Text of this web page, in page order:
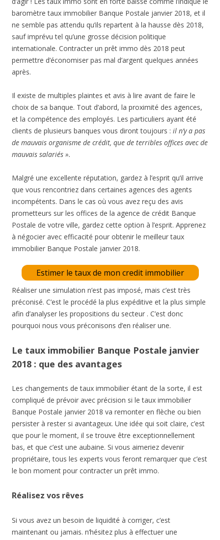
baromètre taux immobilier Banque Postale janvier 2018, et il
ne semble pas attendu qu’ils repartent à la hausse dès 2018,
sauf imprévu tel qu’une grosse décision politique
internationale. Contracter un prêt immo dès 2018 peut
permettre d’économiser pas mal d’argent quelques années
après.
Il existe de multiples plaintes et avis à lire avant de faire le
choix de sa banque. Tout d’abord, la proximité des agences,
et la compétence des employés. Les particuliers ayant été
clients de plusieurs banques vous diront toujours : il n’y a pas
de mauvais organisme de crédit, que de terribles offices avec de
mauvais salariés ».
Malgré une excellente réputation, gardez à l’esprit qu’il arrive
que vous rencontriez dans certaines agences des agents
incompétents. Dans le cas où vous avez reçu des avis
prometteurs sur les offices de la agence de crédit Banque
Postale de votre ville, gardez cette option à l’esprit. Apprenez
à négocier avec efficacité pour obtenir le meilleur taux
immobilier Banque Postale janvier 2018.
Estimer le taux de mon credit immobilier
Réaliser une simulation n’est pas imposé, mais c’est très
préconisé. C’est le procédé la plus expéditive et la plus simple
afin d’analyser les propositions du secteur . C’est donc
pourquoi nous vous préconisons d’en réaliser une.
Le taux immobilier Banque Postale janvier
2018 : que des avantages
Les changements de taux immobilier étant de la sorte, il est
compliqué de prévoir avec précision si le taux immobilier
Banque Postale janvier 2018 va remonter en flèche ou bien
persister à rester si avantageux. Une idée qui soit claire, c’est
que pour le moment, il se trouve être exceptionnellement
bas, et que c’est une aubaine. Si vous aimeriez devenir
propriétaire, tous les experts vous feront remarquer que c’est
le bon moment pour contracter un prêt immo.
Réalisez vos rêves
Si vous avez un besoin de liquidité à corriger, c’est
maintenant ou jamais. n’hésitez plus à effectuer une